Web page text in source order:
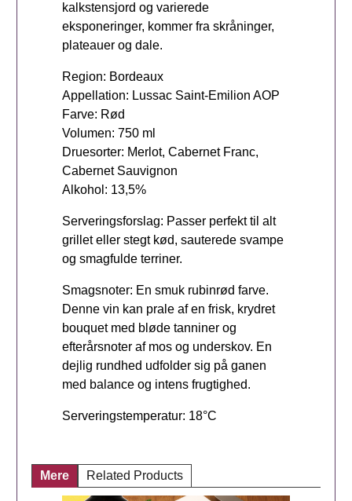
kalkstensjord og varierede
eksponeringer, kommer fra skråninger,
plateauer og dale.
Region: Bordeaux
Appellation: Lussac Saint-Emilion AOP
Farve: Rød
Volumen: 750 ml
Druesorter: Merlot, Cabernet Franc,
Cabernet Sauvignon
Alkohol: 13,5%
Serveringsforslag: Passer perfekt til alt
grillet eller stegt kød, sauterede svampe
og smagfulde terriner.
Smagsnoter: En smuk rubinrød farve.
Denne vin kan prale af en frisk, krydret
bouquet med bløde tanniner og
efterårsnoter af mos og underskov. En
dejlig rundhed udfolder sig på ganen
med balance og intens frugtighed.
Serveringstemperatur: 18°C
Mere Related Products